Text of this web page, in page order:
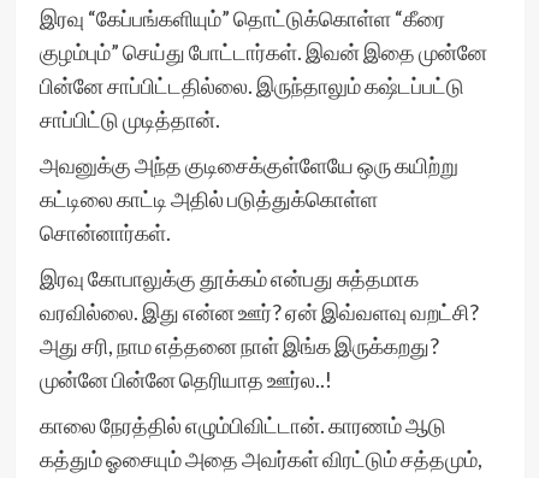
இரவு “கேப்பங்களியும்” தொட்டுக்கொள்ள “கீரை
குழம்பும்” செய்து போட்டார்கள். இவன் இதை முன்னே
பின்னே சாப்பிட்டதில்லை. இருந்தாலும் கஷ்டப்பட்டு
சாப்பிட்டு முடித்தான்.
அவனுக்கு அந்த குடிசைக்குள்ளேயே ஒரு கயிற்று
கட்டிலை காட்டி அதில் படுத்துக்கொள்ள
சொன்னார்கள்.
இரவு கோபாலுக்கு தூக்கம் என்பது சுத்தமாக
வரவில்லை. இது என்ன ஊர்? ஏன் இவ்வளவு வறட்சி?
அது சரி, நாம எத்தனை நாள் இங்க இருக்கறது?
முன்னே பின்னே தெரியாத ஊர்ல..!
காலை நேரத்தில் எழும்பிவிட்டான். காரணம் ஆடு
கத்தும் ஓசையும் அதை அவர்கள் விரட்டும் சத்தமும்,